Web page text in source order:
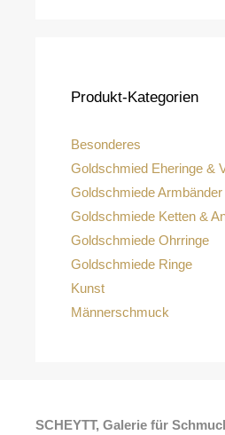
Produkt-Kategorien
Besonderes
Goldschmied Eheringe &
Goldschmiede Armbänder
Goldschmiede Ketten &
Goldschmiede Ohrringe
Goldschmiede Ringe
Kunst
Männerschmuck
SCHEYTT, Galerie für